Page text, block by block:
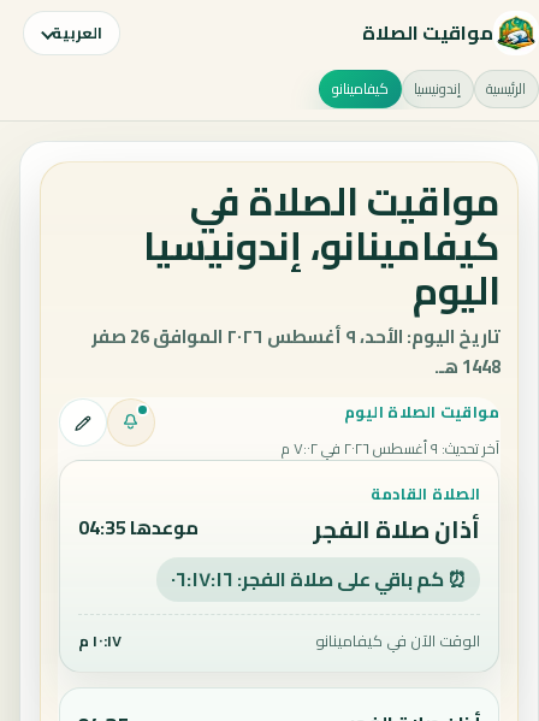
مواقيت الصلاة العربية
الرئيسية إندونيسيا كيفامينانو
مواقيت الصلاة في
كيفامينانو، إندونيسيا
اليوم
تاريخ اليوم: الأحد، ٩ أغسطس ٢٠٢٦ الموافق 26 صفر
1448 هـ.
مواقيت الصلاة اليوم
آخر تحديث: ٩ أغسطس ٢٠٢٦ في ٧:٠٢ م
الصلاة القادمة
أذان صلاة الفجر موعدها 04:35
⏰ كم باقي على صلاة الفجر: ٠٦:١٧:١٥
الوقت الآن في كيفامينانو ١٠:١٧ م